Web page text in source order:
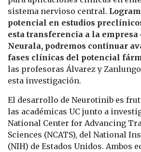
sistema nervioso central.
potencial en estudios
esta transferencia a la empresa
Neurala, podremos continuar
fases clínicas del potencial
las profesoras Álvarez y
esta investigación.
El desarrollo de Neurotinib es
las académicas UC junto a
National Center for Advancing
Sciences (NCATS), del National
(NIH) de Estados Unidos. Ambos